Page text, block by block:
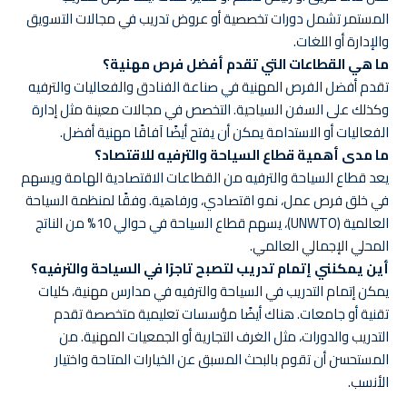
المستمر تشمل دورات تخصصية أو عروض تدريب في مجالات التسويق
والإدارة أو اللغات.
ما هي القطاعات التي تقدم أفضل فرص مهنية؟
تقدم أفضل الفرص المهنية في صناعة الفنادق والفعاليات والترفيه
وكذلك على السفن السياحية. التخصص في مجالات معينة مثل إدارة
الفعاليات أو الاستدامة يمكن أن يفتح أيضًا آفاقًا مهنية أفضل.
ما مدى أهمية قطاع السياحة والترفيه للاقتصاد؟
يعد قطاع السياحة والترفيه من القطاعات الاقتصادية الهامة ويسهم
في خلق فرص عمل، نمو اقتصادي، ورفاهية. وفقًا لمنظمة السياحة
العالمية (UNWTO)، يسهم قطاع السياحة في حوالي 10% من الناتج
المحلي الإجمالي العالمي.
أين يمكنني إتمام تدريب لتصبح تاجرًا في السياحة والترفيه؟
يمكن إتمام التدريب في السياحة والترفيه في مدارس مهنية، كليات
تقنية أو جامعات. هناك أيضًا مؤسسات تعليمية متخصصة تقدم
التدريب والدورات، مثل الغرف التجارية أو الجمعيات المهنية. من
المستحسن أن تقوم بالبحث المسبق عن الخيارات المتاحة واختيار
الأنسب.